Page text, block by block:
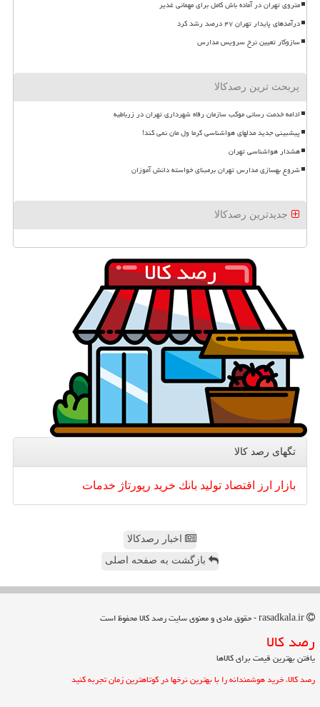
متروی تهران در آماده باش کامل برای مهمانی غدیر
درآمدهای پایدار تهران ۴۷ درصد رشد کرد
سازوکار تعیین نرخ سرویس مدارس
پربحث ترین رصدکالا
ادامه خدمت رسانی موکب سازمان رفاه شهرداری تهران در زرباطیه
پیشبینی جدید مدلهای هواشناسی گرما ول مان نمی کند!
هشدار هواشناسی تهران
شروع بهسازی مدارس تهران برمبنای خواسته دانش آموزان
جدیدترین رصدکالا
تگهای رصد كالا
بازار ارز اقتصاد تولید بانك خرید رپورتاژ خدمات
اخبار رصدکالا
بازگشت به صفحه اصلی
رصد كالا
یافتن بهترین قیمت برای کالاها
رصد کالا، خرید هوشمندانه را با بهترین نرخها در کوتاهترین زمان تجربه کنید